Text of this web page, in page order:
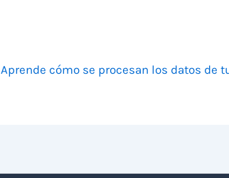
Aprende cómo se procesan los datos de